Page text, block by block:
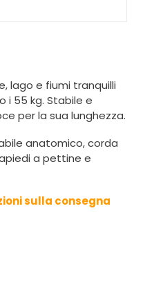
lago e fiumi tranquilli
55 kg. Stabile e
per la sua lunghezza.
anatomico, corda
a pettine e
sulla consegna